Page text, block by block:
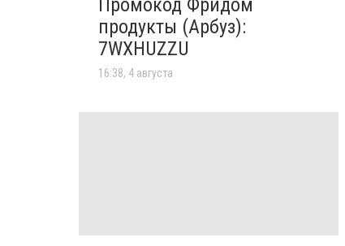
Промокод Фридом
продукты (Арбуз):
7WXHUZZU
16:38, 4 августа